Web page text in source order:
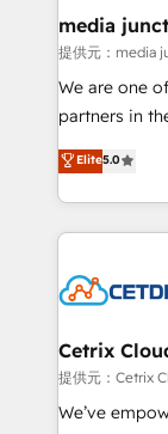
Mexico,
hundred successful
rooted in
training,
inbound
competitive
media
提供元：media
We are one
partners in
design &
companies. We are woman-owned, powered by
coffee, and we ❤️ dogs. We
Impact
Award
Integrations
Marketing
Elite5.0
Cetrix
提供元：Cetrix
We’ve